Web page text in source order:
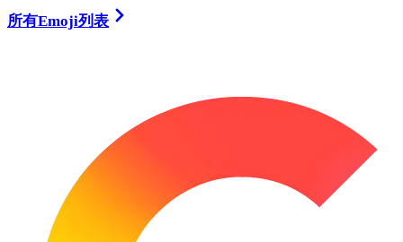
所有Emoji列表